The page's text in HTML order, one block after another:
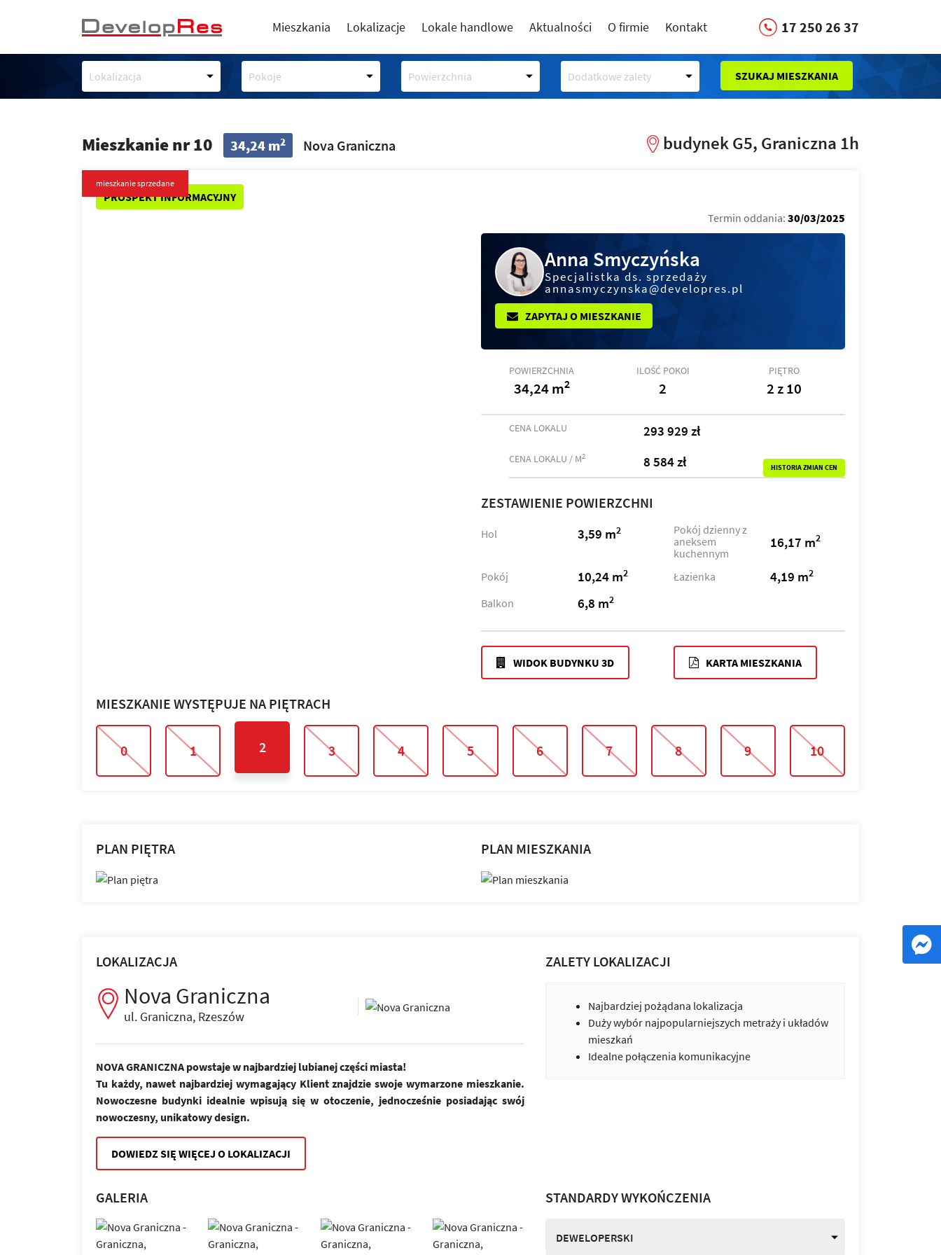
Mieszkania Lokalizacje Lokale handlowe Aktualności O firmie Kontakt 17 250 26 37
Lokalizacja Pokoje Powierzchnia Dodatkowe zalety SZUKAJ MIESZKANIA
Mieszkanie nr 10 34,24 m2 Nova Graniczna budynek G5, Graniczna 1h
PROSPEKT INFORMACYJNY
mieszkanie sprzedane
Termin oddania: 30/03/2025
Anna Smyczyńska
Specjalistka ds. sprzedaży
annasmyczynska@developres.pl
ZAPYTAJ O MIESZKANIE
POWIERZCHNIA
34,24 m2
ILOŚĆ POKOI
2
PIĘTRO
2 z 10
CENA LOKALU 293 929 zł
CENA LOKALU / M2 8 584 zł HISTORIA ZMIAN CEN
ZESTAWIENIE POWIERZCHNI
Hol 3,59 m2
Pokój dzienny z
aneksem
kuchennym
16,17 m2
Pokój 10,24 m2 Łazienka 4,19 m2
Balkon 6,8 m2
WIDOK BUDYNKU 3D KARTA MIESZKANIA
MIESZKANIE WYSTĘPUJE NA PIĘTRACH
0 1 2 3 4 5 6 7 8 9 10
PLAN PIĘTRA PLAN MIESZKANIA
LOKALIZACJA
Nova Graniczna
ul. Graniczna, Rzeszów
NOVA GRANICZNA powstaje w najbardziej lubianej części miasta!
Tu każdy, nawet najbardziej wymagający Klient znajdzie swoje wymarzone mieszkanie.
Nowoczesne budynki idealnie wpisują się w otoczenie, jednocześnie posiadając swój
nowoczesny, unikatowy design.
DOWIEDZ SIĘ WIĘCEJ O LOKALIZACJI
ZALETY LOKALIZACJI
Najbardziej pożądana lokalizacja
Duży wybór najpopularniejszych metraży i układów
mieszkań
Idealne połączenia komunikacyjne
GALERIA STANDARDY WYKOŃCZENIA
DEWELOPERSKI